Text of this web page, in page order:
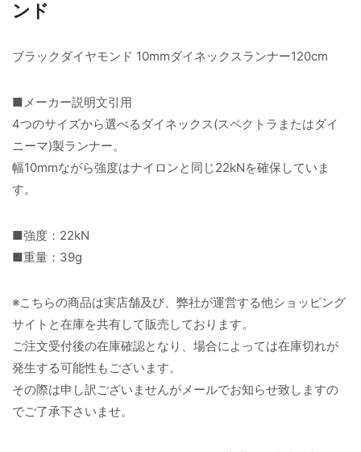
ンド
ブラックダイヤモンド 10mmダイネックスランナー120cm
■メーカー説明文引用
4つのサイズから選べるダイネックス(スペクトラまたはダイ
ニーマ)製ランナー。
幅10mmながら強度はナイロンと同じ22kNを確保していま
す。
■強度：22kN
■重量：39g
※こちらの商品は実店舗及び、弊社が運営する他ショッピング
サイトと在庫を共有して販売しております。
ご注文受付後の在庫確認となり、場合によっては在庫切れが
発生する可能性もございます。
その際は申し訳ございませんがメールでお知らせ致しますの
でご了承下さいませ。